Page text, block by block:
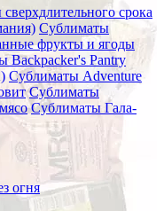
срока
Сублиматы
фрукты и ягоды
Backpacker's Pantry
Сублиматы Adventure
Сублиматы
Сублиматы Гала-
огня